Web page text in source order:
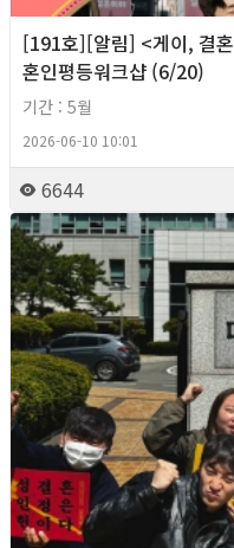
[191호][알림] <게이, 결
혼인평등워크샵 (6/20)
기간 : 5월
2026-06-10 10:01
6644